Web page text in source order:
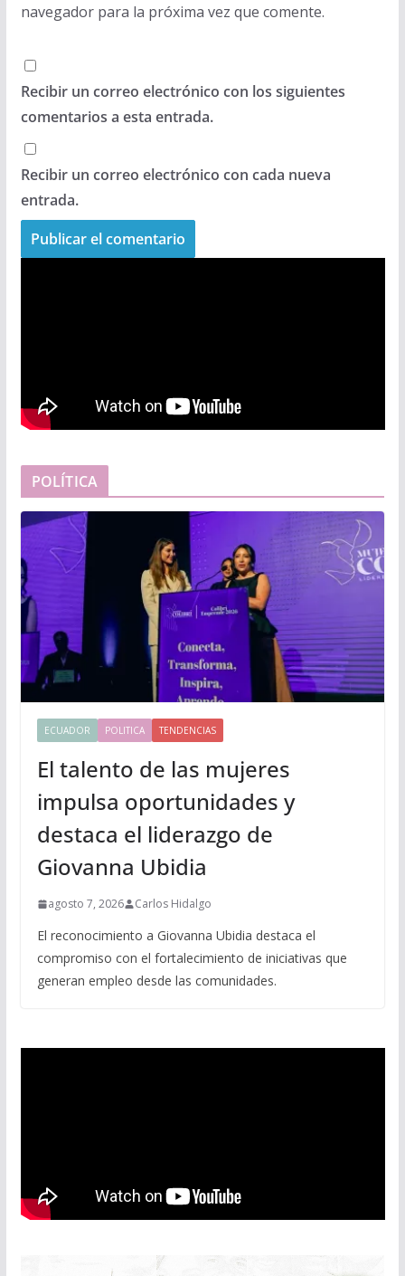
navegador para la próxima vez que comente.
Recibir un correo electrónico con los siguientes
comentarios a esta entrada.
Recibir un correo electrónico con cada nueva
entrada.
POLÍTICA
ECUADOR POLITICA TENDENCIAS
El talento de las mujeres
impulsa oportunidades y
destaca el liderazgo de
Giovanna Ubidia
agosto 7, 2026 Carlos Hidalgo
El reconocimiento a Giovanna Ubidia destaca el
compromiso con el fortalecimiento de iniciativas que
generan empleo desde las comunidades.